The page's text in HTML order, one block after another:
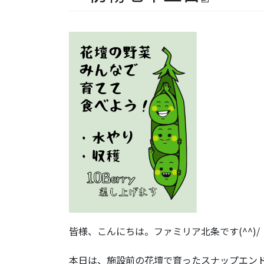
皆様、こんにちは。ファミリア北条です(^^)/
本日は、施設前の花壇で育ったスナップエン